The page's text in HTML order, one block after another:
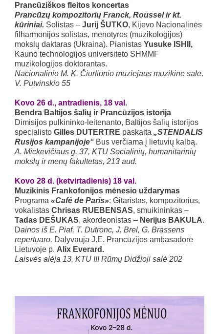
Prancūziškos fleitos koncertas
Prancūzų kompozitorių Franck, Roussel ir kt.
kūriniai. Solistas – Jurij ŠUTKO, Kijevo Nacionalinės
filharmonijos solistas, menotyros (muzikologijos)
mokslų daktaras (Ukraina). Pianistas Yusuke ISHII,
Kauno technologijos universiteto SHMMF
muzikologijos doktorantas.
Nacionalinio M. K. Čiurlionio muziejaus muzikinė salė,
V. Putvinskio 55
Kovo 26 d., antradienis, 18 val.
Bendra Baltijos šalių ir Prancūzijos istorija
Dimisijos pulkininko-leitenanto, Baltijos šalių istorijos
specialisto Gilles DUTERTRE paskaita „STENDALIS
Rusijos kampanijoje“ Bus verčiama į lietuvių kalbą.
A. Mickevičiaus g. 37, KTU Socialinių, humanitarinių
mokslų ir menų fakultetas, 213 aud.
Kovo 28 d. (ketvirtadienis) 18 val.
Muzikinis Frankofonijos mėnesio uždarymas
Programa «Café de Paris»: Gitaristas, kompozitorius,
vokalistas Chrisas RUEBENSAS, smuikininkas –
Tadas DEŠUKAS, akordeonistas – Nerijus BAKULA.
Dainos iš E. Piaf, T. Dutronc, J. Brel, G. Brassens
repertuaro. Dalyvauja J.E. Prancūzijos ambasadorė
Lietuvoje p. Alix Everard.
Laisvės alėja 13, KTU III Rūmų Didžioji salė 202